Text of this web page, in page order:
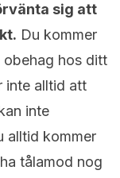
sig att
Du kommer
hos ditt
inte alltid att
inte
alltid kommer
tålamod nog